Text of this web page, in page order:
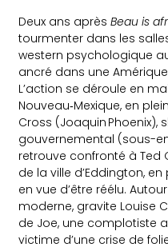
Deux ans aprèsBeau is
tourmenter dans les
western psychologique
ancré dans une
L’action se déroule en
Nouveau‑Mexique, en
Cross (Joaquin Phoenix),
gouvernemental (sous-
retrouve confronté à Ted
de la ville d’Eddington,
en vue d’être réélu.
moderne, gravite Louise
de Joe, une complotiste
victime d’une crise de